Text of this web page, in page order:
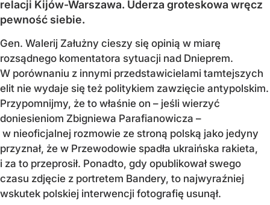
relacji Kijów-Warszawa. Uderza groteskowa wręcz
pewność siebie.
Gen. Walerij Załużny cieszy się opinią w miarę
rozsądnego komentatora sytuacji nad Dnieprem.
W porównaniu z innymi przedstawicielami tamtejszych
elit nie wydaje się też politykiem zawzięcie antypolskim.
Przypomnijmy, że to właśnie on – jeśli wierzyć
doniesieniom Zbigniewa Parafianowicza –
w nieoficjalnej rozmowie ze stroną polską jako jedyny
przyznał, że w Przewodowie spadła ukraińska rakieta,
i za to przeprosił. Ponadto, gdy opublikował swego
czasu zdjęcie z portretem Bandery, to najwyraźniej
wskutek polskiej interwencji fotografię usunął.